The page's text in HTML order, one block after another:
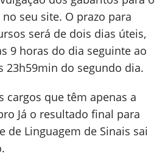
seu site. O prazo para
será de dois dias úteis,
9 horas do dia seguinte ao
23h59min do segundo dia.
cargos que têm apenas a
Já o resultado final para
de Linguagem de Sinais sai